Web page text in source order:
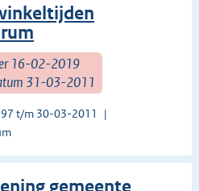
16-02-2019
31-03-2011
t/m 30-03-2011